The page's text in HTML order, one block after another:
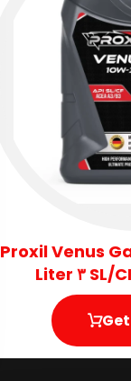
Proxil Venus